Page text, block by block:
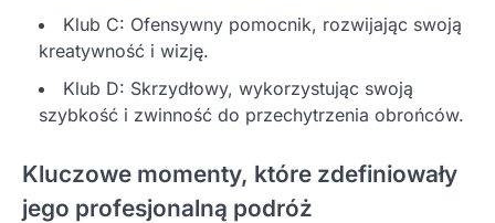
Klub C: Ofensywny pomocnik, rozwijając swoją
kreatywność i wizję.
Klub D: Skrzydłowy, wykorzystując swoją
szybkość i zwinność do przechytrzenia obrońców.
Kluczowe momenty, które zdefiniowały
jego profesjonalną podróż